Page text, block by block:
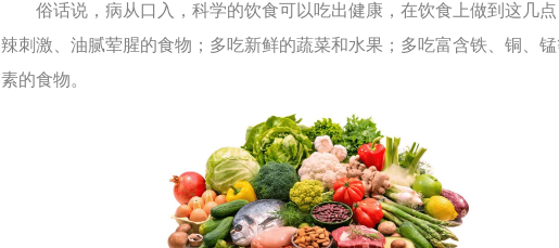
俗话说，病从口入，科学的饮食可以吃出健康，在饮食上做到这几点
辣刺激、油腻荤腥的食物；多吃新鲜的蔬菜和水果；多吃富含铁、铜、
素的食物。